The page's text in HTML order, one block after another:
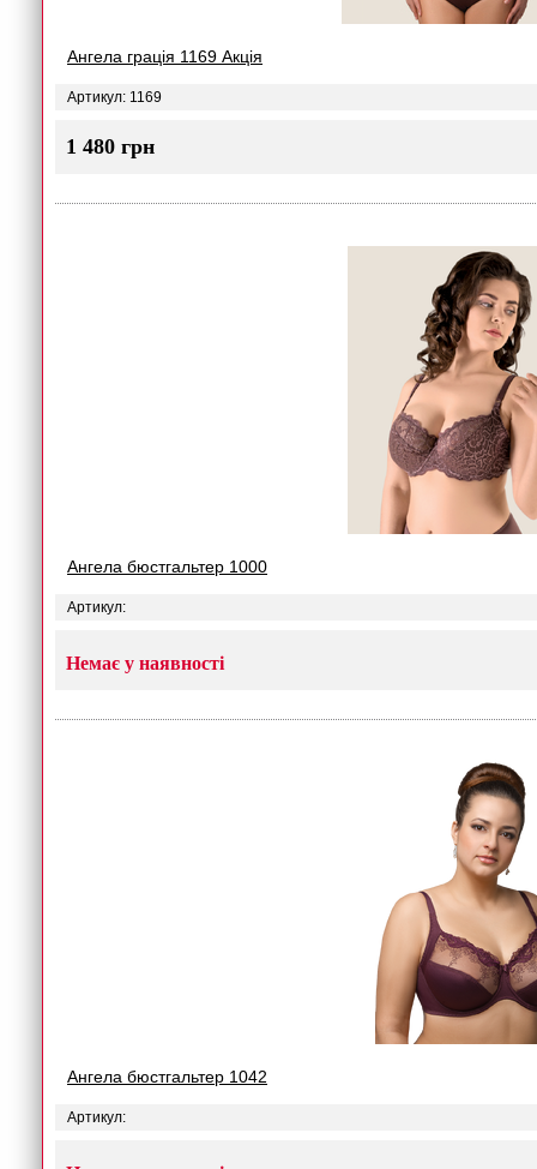
Ангела грація 1169 Акція
Артикул: 1169
1 480 грн
Ангела бюстгальтер 1000
Артикул:
Немає у наявності
Ангела бюстгальтер 1042
Артикул: